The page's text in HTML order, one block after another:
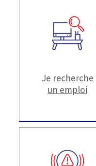
Je recherche
un emploi